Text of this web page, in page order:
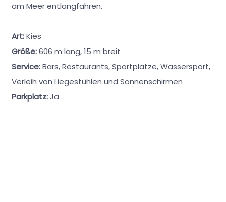
am Meer entlangfahren.
Art:Kies
Größe:606 m lang, 15 m breit
Service:Bars, Restaurants, Sportplätze, Wassersport,
Verleih von Liegestühlen und Sonnenschirmen
Parkplatz:Ja